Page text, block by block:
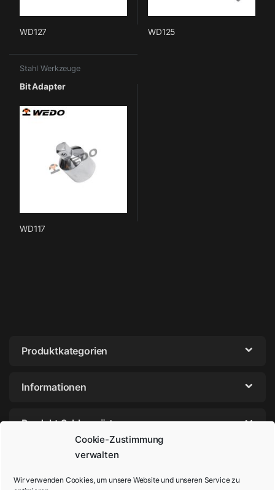
Cookie-Zustimmung
verwalten
Wir verwenden Cookies, um unsere Website und unseren Service zu
WD127 WD125
Stahl Werkzeuge
Bit Adapter
WD117
Produktkategorien
Informationen
Produkt Schlagwörter